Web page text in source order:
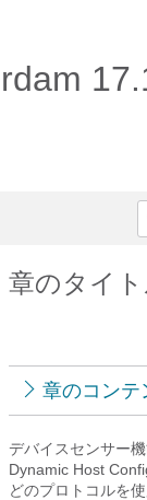
章のタイ
章のコンテ
デバイスセンサー
Dynamic Host
どのプロトコルを